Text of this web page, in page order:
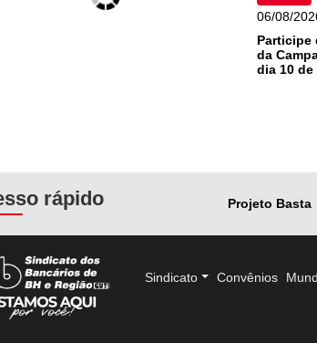
06/08/
Participe
da
dia 10
rápido Projeto Basta
Sindicato Convênios